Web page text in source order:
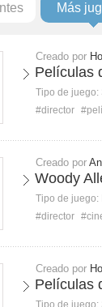
Más
Creado por
Películas
Tipo de juego:
#director
Creado por
Woody
Tipo de juego:
#director
Creado por
Películas
Tipo de juego: